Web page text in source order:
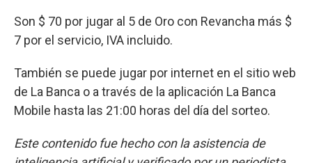
Son $ 70 por jugar al 5 de Oro con Revancha más $
7 por el servicio, IVA incluido.
También se puede jugar por internet en el sitio web
de La Banca o a través de la aplicación La Banca
Mobile hasta las 21:00 horas del día del sorteo.
Este contenido fue hecho con la asistencia de